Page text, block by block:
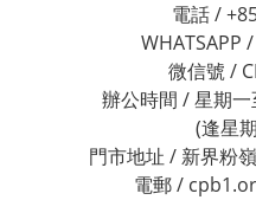
電話 /
WHATSAPP
微信號 /
辦公時間 / 星期
(逢星期日
門市地址 / 新界粉
電郵 /